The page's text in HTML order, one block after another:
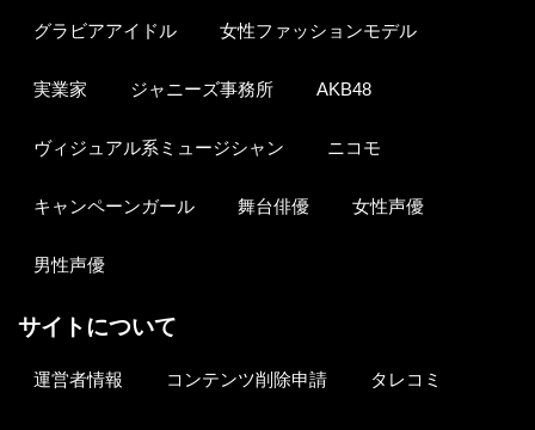
グラビアアイドル 女性ファッションモデル
実業家 ジャニーズ事務所 AKB48
ヴィジュアル系ミュージシャン ニコモ
キャンペーンガール 舞台俳優 女性声優
男性声優
サイトについて
運営者情報 コンテンツ削除申請 タレコミ